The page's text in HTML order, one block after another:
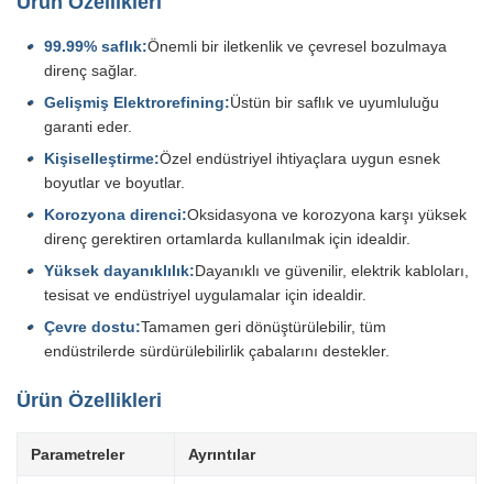
99.99% saflık:Önemli bir iletkenlik ve çevresel bozulmaya
direnç sağlar.
Gelişmiş Elektrorefining:Üstün bir saflık ve uyumluluğu
garanti eder.
Kişiselleştirme:Özel endüstriyel ihtiyaçlara uygun esnek
boyutlar ve boyutlar.
Korozyona direnci:Oksidasyona ve korozyona karşı yüksek
direnç gerektiren ortamlarda kullanılmak için idealdir.
Yüksek dayanıklılık:Dayanıklı ve güvenilir, elektrik kabloları,
tesisat ve endüstriyel uygulamalar için idealdir.
Çevre dostu:Tamamen geri dönüştürülebilir, tüm
endüstrilerde sürdürülebilirlik çabalarını destekler.
Ürün Özellikleri
Parametreler Ayrıntılar